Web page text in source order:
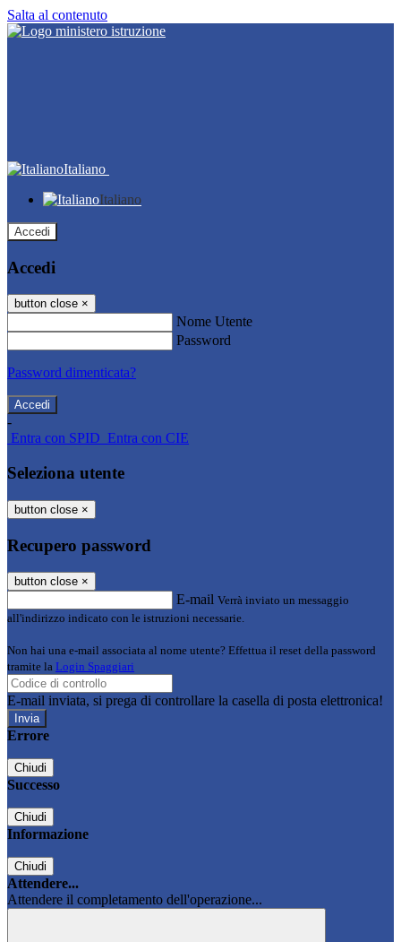
Salta al contenuto
Italiano
Italiano
Accedi
Accedi
button close ×
Nome Utente
Password
Password dimenticata?
-
Entra con SPID Entra con CIE
Seleziona utente
button close ×
Recupero password
button close ×
E-mail Verrà inviato un messaggio
all'indirizzo indicato con le istruzioni necessarie.
Non hai una e-mail associata al nome utente? Effettua il reset della password
tramite la Login Spaggiari
E-mail inviata, si prega di controllare la casella di posta elettronica!
Errore
Chiudi
Successo
Chiudi
Informazione
Chiudi
Attendere...
Attendere il completamento dell'operazione...